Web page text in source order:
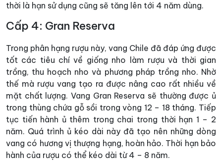
thời là hạn sử dụng cũng sẽ tăng lên tới 4 năm dùng.
Cấp 4: Gran Reserva
Trong phân hạng rượu này, vang Chile đã đáp ứng được
tốt các tiêu chí về giống nho làm rượu và thời gian
trồng, thu hoạch nho và phương pháp trồng nho. Nhờ
thế mà rượu vang tạo ra được nâng cao rất nhiều về
mặt chất lượng. Vang Gran Reserva sẽ thường được ủ
trong thùng chứa gỗ sồi trong vòng 12 – 18 tháng. Tiếp
tục tiến hành ủ thêm trong chai trong thời hạn 1 – 2
năm. Quá trình ủ kéo dài này đã tạo nên những dòng
vang có hương vị thượng hạng, hoàn hảo. Thời hạn bảo
hành của rượu có thể kéo dài từ 4 – 8 năm.